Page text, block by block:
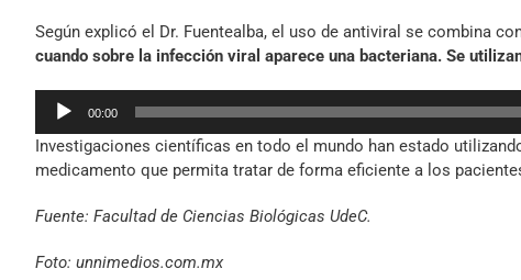
Según explicó el Dr. Fuentealba, el uso de antiviral se combina
cuando sobre la infección viral aparece una bacteriana. Se
Reproductor
audio
00:00
Investigaciones científicas en todo el mundo han estado
medicamento que permita tratar de forma eficiente a los
Fuente: Facultad de Ciencias Biológicas UdeC.
Foto: unnimedios.com.mx